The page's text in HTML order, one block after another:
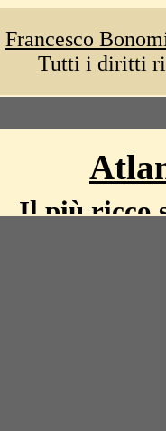
Francesco
Tutti i diritti
Il più ricco